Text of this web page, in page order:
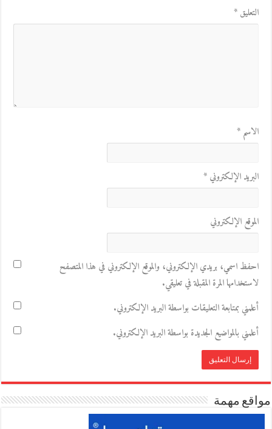
التعليق*
الاسم*
البريد الإلكتروني*
الموقع الإلكتروني
احفظ اسمي، بريدي الإلكتروني، والموقع الإلكتروني في هذا المتصفح
لاستخدامها المرة المقبلة في تعليقي.
أعلمني بمتابعة التعليقات بواسطة البريد الإلكتروني.
أعلمني بالمواضيع الجديدة بواسطة البريد الإلكتروني.
مواقع مهمة